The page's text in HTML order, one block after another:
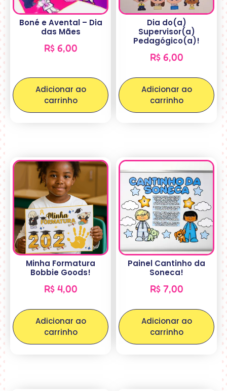
Boné e Avental – Dia
das Mães
R$6,00
Adicionar ao
carrinho
Dia do(a)
Supervisor(a)
Pedagógico(a)!
R$6,00
Adicionar ao
carrinho
Minha Formatura
Bobbie Goods!
R$4,00
Adicionar ao
carrinho
Painel Cantinho da
Soneca!
R$7,00
Adicionar ao
carrinho